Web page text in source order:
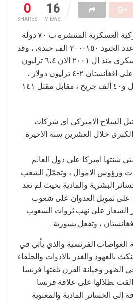
0
SHARES
16
VIEWS
يبلغ عدد القواعد الاميركية العسكرية المنتشرة ب ٧٠ دولة
بالعالم ٨٠٠ قاعدة ، وعدد الجنود ١٥٠-٢٠٠ الف جندي ، وقد
بلغت كلفة الانفاق العسكري منذ ال ٢٠٠١ الان ٦،٤ ترليون
دولار ، وكلفة العدوان على افغانستان ٢-٤ ترليون دولار ،
وعدد القتلى ٦٣٠٠ قتيل و٤٠ ألف جريح ، مقابل مقتل ١٤١
السلاح الاميركي اي شركات
خلال العشرين سنة الاخيرة
شنتها اميركا على دول العالم
ورؤوس الاموال ، وتحمّلَ الشعب
البشرية والمادية بحيث لم تعد
على تمويل العدوان على شعوب
السعار على نهب ثروات الشعوب
، وتفعل بسورية .
الغواصات الفرنسية والذي يأتي في
بالعهود والغدر بالادوات والحلفاء
الظهر وخيانة القرن تلقتها فرنسا
القت بظلالها على علاقة فرنسا
إلى الخسائر المادية والمعنوية